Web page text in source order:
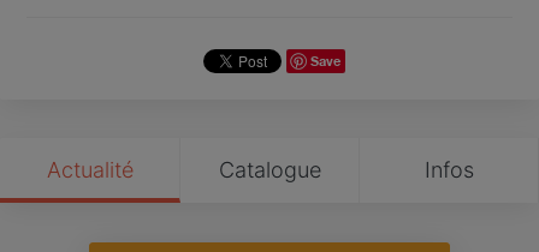
Save
Actualité Catalogue Infos